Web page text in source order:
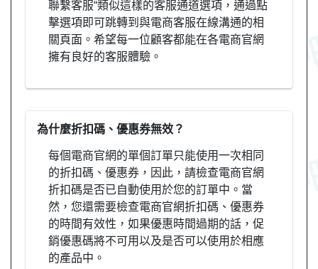
聯繫客服“類似這樣的客服通道選項，通過點
擊選項即可跳轉到與電商客服在線溝通的相
關頁面。希望每一位顧客都能在各電商官網
擁有良好的客服體驗。
為什麼折扣碼、優惠券無效？
每個電商官網的單個訂單只能使用一次相同
的折扣碼、優惠券，因此，請檢查電商官網
折扣碼是否已自動使用於您的訂單中。當
然，您還需要檢查電商官網折扣碼、優惠券
的時間有效性，如果優惠時間過期的話，促
銷優惠碼將不可用以及是否可以使用於相應
的產品中。